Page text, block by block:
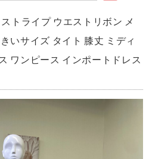
ストライプ ウエストリボン メ
いサイズ タイト 膝丈 ミディ
ワンピース インポートドレス